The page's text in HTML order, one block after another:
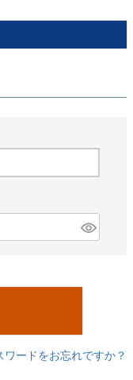
ワードをお忘れですか？